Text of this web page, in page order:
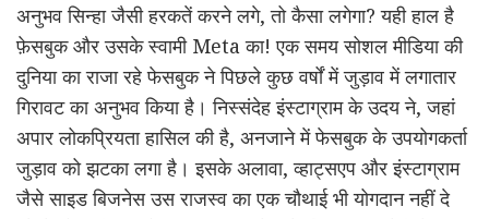
अनुभव सिन्हा जैसी हरकतें करने लगे, तो कैसा लगेगा? यही हाल है
फ़ेसबुक और उसके स्वामी Meta का! एक समय सोशल मीडिया की
दुनिया का राजा रहे फेसबुक ने पिछले कुछ वर्षों में जुड़ाव में लगातार
गिरावट का अनुभव किया है। निस्संदेह इंस्टाग्राम के उदय ने, जहां
अपार लोकप्रियता हासिल की है, अनजाने में फेसबुक के उपयोगकर्ता
जुड़ाव को झटका लगा है। इसके अलावा, व्हाट्सएप और इंस्टाग्राम
जैसे साइड बिजनेस उस राजस्व का एक चौथाई भी योगदान नहीं दे